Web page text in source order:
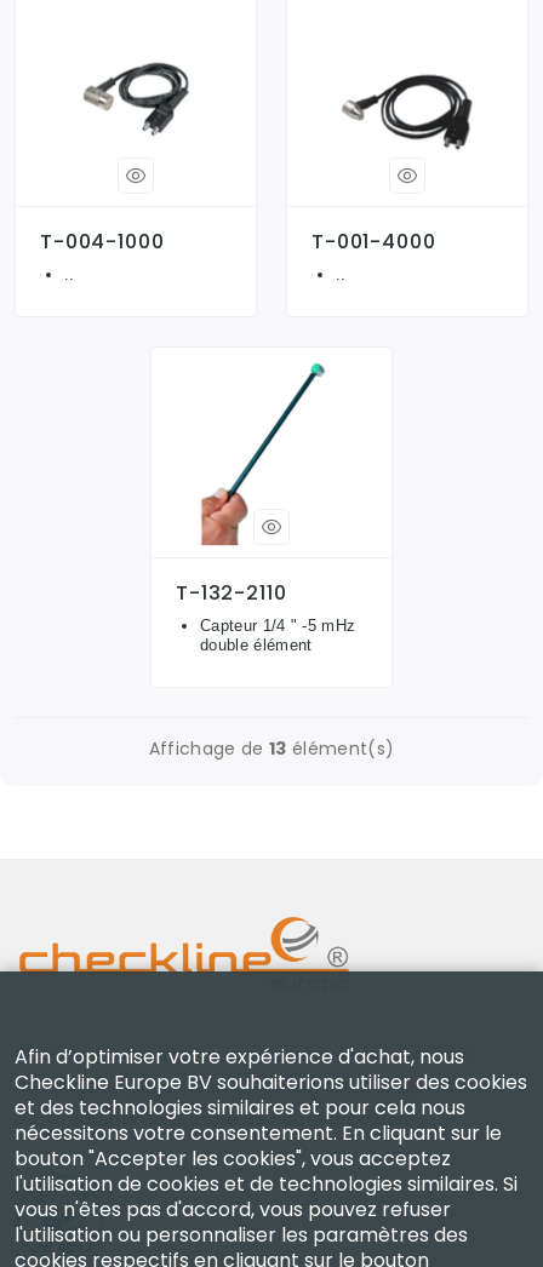
T-004-1000 T-001-4000
T-132-2110
Capteur 1/4 " -5 mHz
double élément
Affichage de 13 élément(s)
Checkline Europe B.V. — spécialistes de la fourniture,
de l'étalonnage, de la certification et de la réparation
d'instruments de mesure de haute précision.
Afin d’optimiser votre expérience d'achat, nous
Checkline Europe BV souhaiterions utiliser des cookies
et des technologies similaires et pour cela nous
nécessitons votre consentement. En cliquant sur le
bouton "Accepter les cookies", vous acceptez
l'utilisation de cookies et de technologies similaires. Si
vous n'êtes pas d'accord, vous pouvez refuser
l'utilisation ou personnaliser les paramètres des
cookies respectifs en cliquant sur le bouton